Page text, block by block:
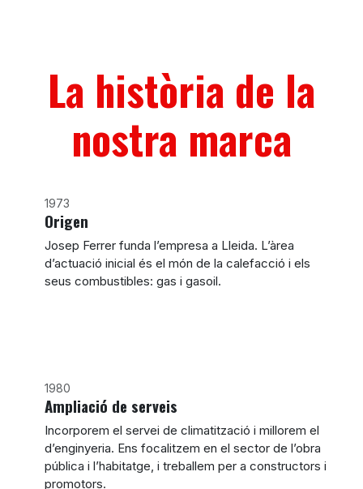
La història de la
nostra marca
1973
Origen
Josep Ferrer funda l’empresa a Lleida. L’àrea
d’actuació inicial és el món de la calefacció i els
seus combustibles: gas i gasoil.
1980
Ampliació de serveis
Incorporem el servei de climatització i millorem el
d’enginyeria. Ens focalitzem en el sector de l’obra
pública i l’habitatge, i treballem per a constructors i
promotors.